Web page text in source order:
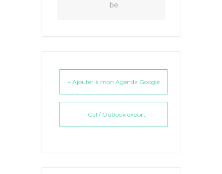
be
+ Ajouter à mon Agenda Google
+ iCal / Outlook export